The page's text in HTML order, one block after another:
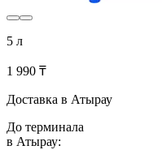
5 л
1 990 ₸
Доставка в Атырау
До терминала
в Атырау: